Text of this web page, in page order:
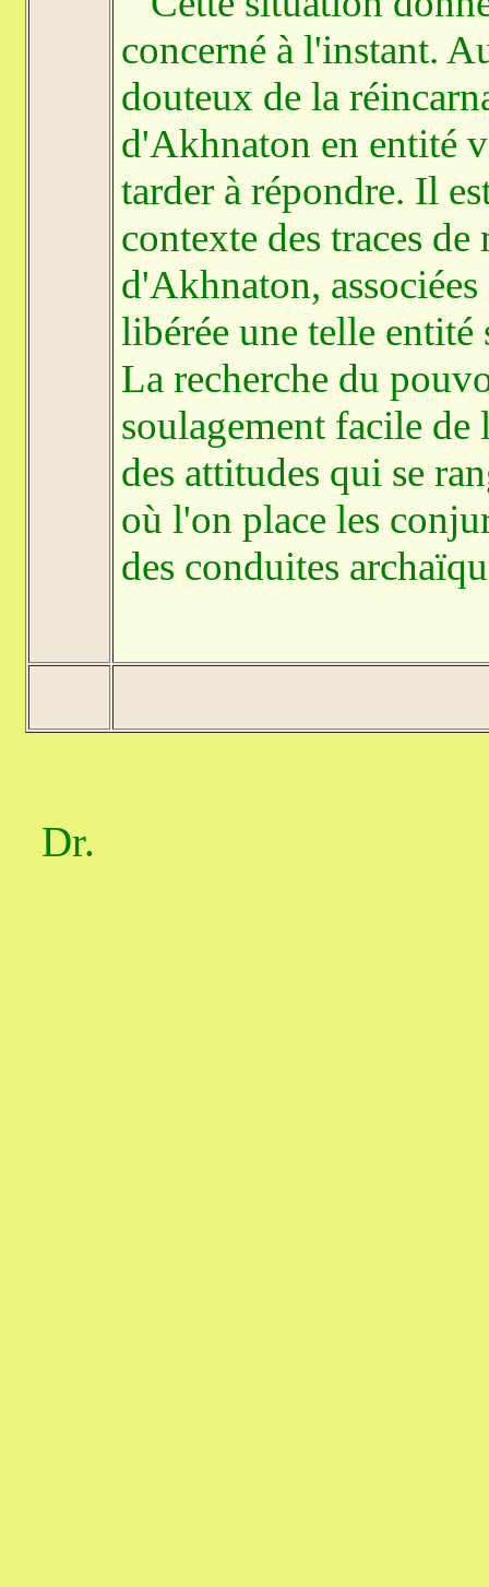
concerné à l'instant.
douteux de la
d'Akhnaton en entité
tarder à répondre. Il
contexte des traces
d'Akhnaton,
libérée une telle entité
La recherche du
soulagement facile
des attitudes qui se
où l'on place les
des conduites
Dr.